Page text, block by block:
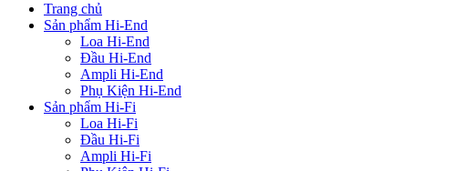
Trang chủ
Sản phẩm Hi-End
Loa Hi-End
Đầu Hi-End
Ampli Hi-End
Phụ Kiện Hi-End
Sản phẩm Hi-Fi
Loa Hi-Fi
Đầu Hi-Fi
Ampli Hi-Fi